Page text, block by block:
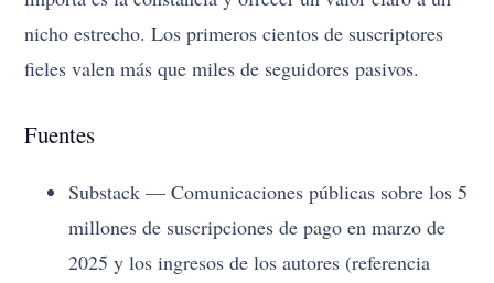
nicho estrecho. Los primeros cientos de suscriptores
fieles valen más que miles de seguidores pasivos.
Fuentes
Substack — Comunicaciones públicas sobre los 5
millones de suscripciones de pago en marzo de
2025 y los ingresos de los autores (referencia